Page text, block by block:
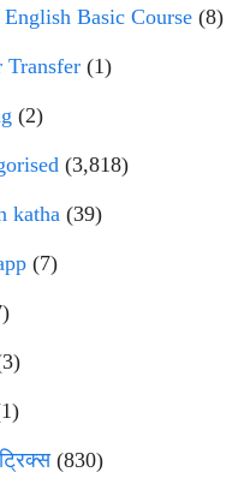
English Basic Course (8)
Transfer (1)
(2)
(3,818)
katha (39)
(7)
(830)